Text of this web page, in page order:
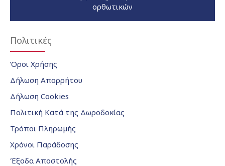
ορθωτικών
Πολιτικές
Όροι Χρήσης
Δήλωση Απορρήτου
Δήλωση Cookies
Πολιτική Κατά της Δωροδοκίας
Τρόποι Πληρωμής
Χρόνοι Παράδοσης
Έξοδα Αποστολής